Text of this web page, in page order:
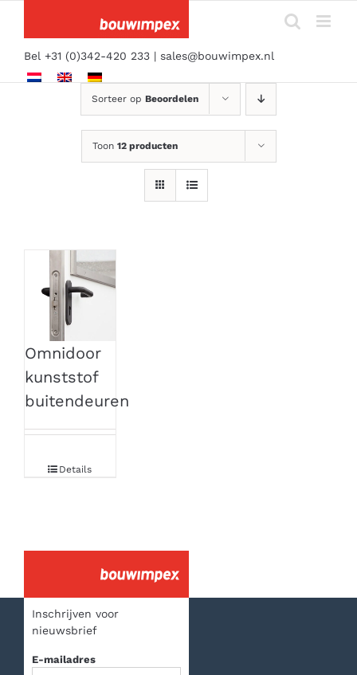
inhoud
Bel +31 (0)342-420 233 | sales@bouwimpex.nl
Sorteer op Beoordelen
Toon 12 producten
Omnidoor
kunststof
buitendeuren
Details
Inschrijven voor
nieuwsbrief
E-mailadres